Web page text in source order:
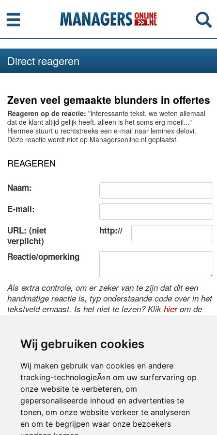
Wij gebruiken cookies
Wij maken gebruik van cookies en andere
tracking-technologieÃ«n om uw surfervaring op
onze website te verbeteren, om
gepersonaliseerde inhoud en advertenties te
tonen, om onze website verkeer te analyseren
en om te begrijpen waar onze bezoekers
Menu
Direct reageren
Zeven veel gemaakte blunders in offertes
Reageren op de reactie: "interessante tekst. we weten allemaal
dat de klant altijd gelijk heeft. alleen is het soms erg moeil..."
Hiermee stuurt u rechtstreeks een e-mail naar leminex delovi.
Deze reactie wordt niet op Managersonline.nl geplaatst.
REAGEREN
Naam:
E-mail:
URL: (niet
verplicht)
http://
Reactie/opmerking
Als extra controle, om er zeker van te zijn dat dit een
handmatige reactie is, typ onderstaande code over in het
tekstveld ernaast. Is het niet te lezen? Klik hierom de
Inloggen